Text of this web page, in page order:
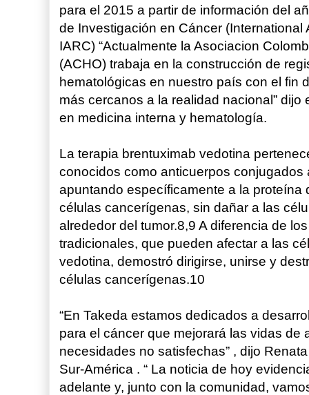
para el 2015 a partir de información del
de Investigación en Cáncer
IARC) “Actualmente la Asociacion
(ACHO) trabaja en la construcción de
hematológicas en nuestro país con el fin
más cercanos a la realidad nacional”
en medicina interna y hematología.
La terapia brentuximab vedotina
conocidos como anticuerpos conjugados
apuntando específicamente a la proteína
células cancerígenas, sin dañar a las
alrededor del tumor.8,9 A diferencia de
tradicionales, que pueden afectar a las
vedotina, demostró dirigirse, unirse y
células cancerígenas.10
“En Takeda estamos dedicados a
para el cáncer que mejorará las vidas de
necesidades no satisfechas” , dijo
Sur-América . “ La noticia de hoy
adelante y, junto con la comunidad,